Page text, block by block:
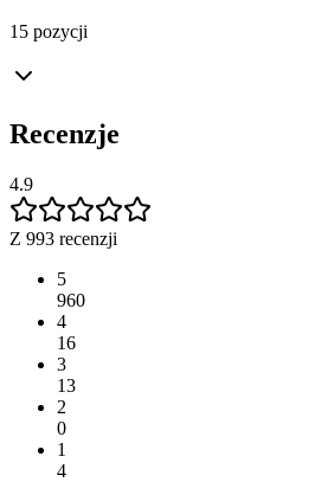
15 pozycji
Recenzje
4.9
Z 993 recenzji
5
960
4
16
3
13
2
0
1
4